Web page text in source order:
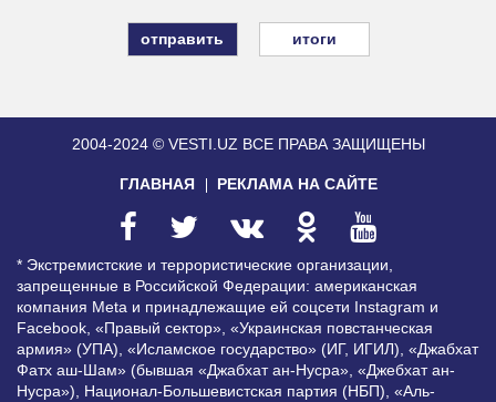
итоги
2004-2024 © VESTI.UZ ВСЕ ПРАВА ЗАЩИЩЕНЫ
ГЛАВНАЯ РЕКЛАМА НА САЙТЕ
* Экстремистские и террористические организации,
запрещенные в Российской Федерации: американская
компания Meta и принадлежащие ей соцсети Instagram и
Facebook, «Правый сектор», «Украинская повстанческая
армия» (УПА), «Исламское государство» (ИГ, ИГИЛ), «Джабхат
Фатх аш-Шам» (бывшая «Джабхат ан-Нусра», «Джебхат ан-
Нусра»), Национал-Большевистская партия (НБП), «Аль-